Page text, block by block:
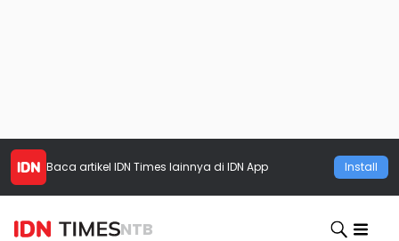
Baca artikel IDN Times lainnya di IDN App Install
NTB